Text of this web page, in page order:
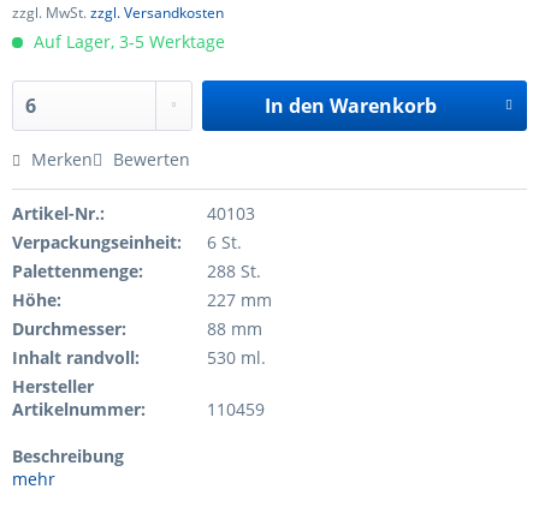
zzgl. MwSt.zzgl. Versandkosten
Auf Lager, 3-5 Werktage
In den Warenkorb
Merken Bewerten
Artikel-Nr.:
40103
Verpackungseinheit:
6 St.
Palettenmenge:
288 St.
Höhe:
227 mm
Durchmesser:
88 mm
Inhalt randvoll:
530 ml.
Hersteller
Artikelnummer:
110459
Beschreibung
mehr